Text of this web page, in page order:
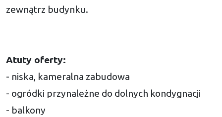
zewnątrz budynku.
Atuty oferty:
- niska, kameralna zabudowa
- ogródki przynależne do dolnych kondygnacji
- balkony